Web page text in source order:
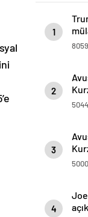
1
2
3
4